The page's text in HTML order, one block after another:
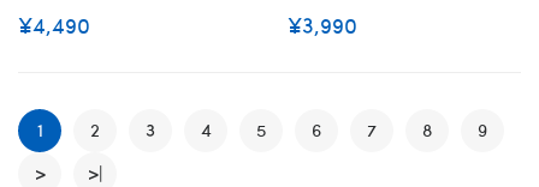
¥4,490 ¥3,990
1 2 3 4 5 6 7 8
9
>
>|